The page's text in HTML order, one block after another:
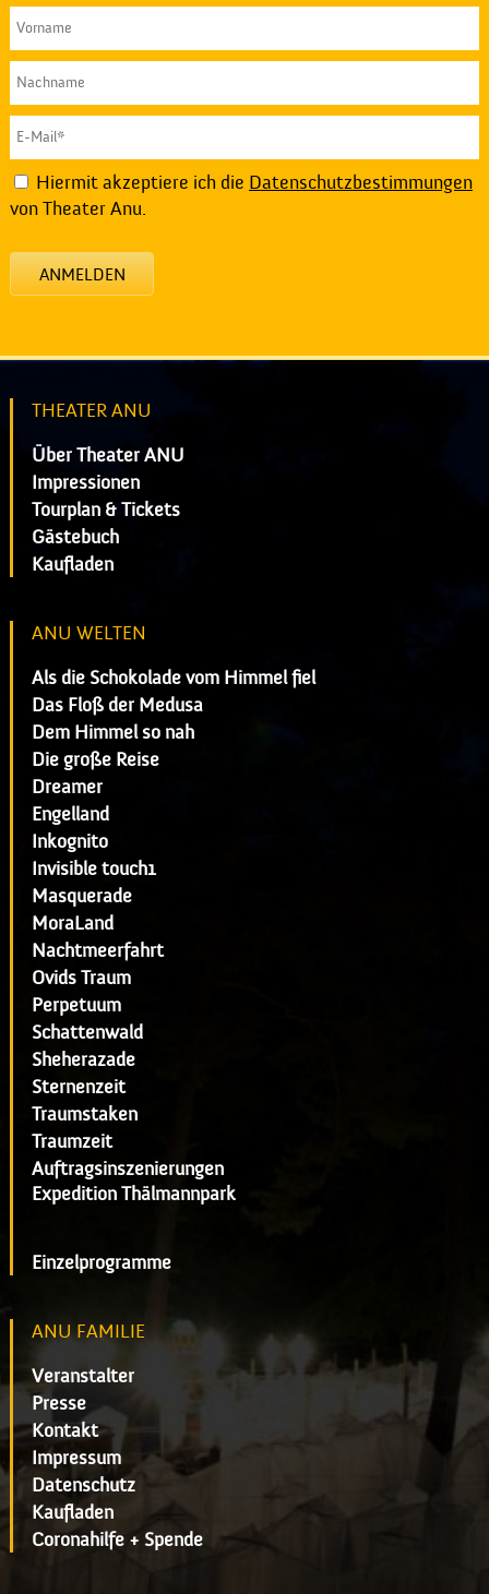
Hiermit akzeptiere ich die Datenschutzbestimmungen
von Theater Anu.
ANMELDEN
THEATER ANU
Über Theater ANU
Impressionen
Tourplan & Tickets
Gästebuch
Kaufladen
ANU WELTEN
Als die Schokolade vom Himmel fiel
Das Floß der Medusa
Dem Himmel so nah
Die große Reise
Dreamer
Engelland
Inkognito
Invisible touch1
Masquerade
MoraLand
Nachtmeerfahrt
Ovids Traum
Perpetuum
Schattenwald
Sheherazade
Sternenzeit
Traumstaken
Traumzeit
Auftragsinszenierungen
Expedition Thälmannpark
Einzelprogramme
ANU FAMILIE
Veranstalter
Presse
Kontakt
Impressum
Datenschutz
Kaufladen
Coronahilfe + Spende